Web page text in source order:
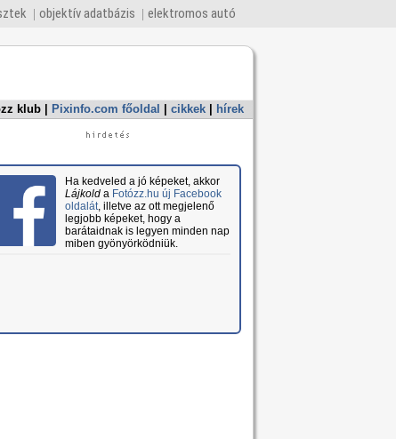
objektív adatbázis elektromos autó
klub Pixinfo.com főoldal cikkek hírek
Ha kedveled a jó képeket, akkor
Lájkolda Fotózz.hu új Facebook
oldalát, illetve az ott megjelenő
legjobb képeket, hogy a
barátaidnak is legyen minden nap
miben gyönyörködniük.